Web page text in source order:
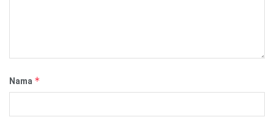
Nama *